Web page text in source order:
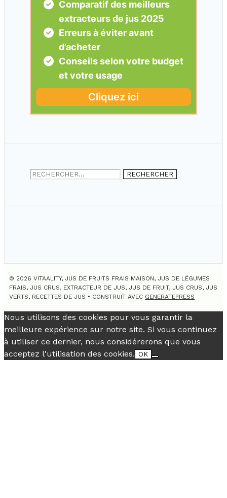
Rechercher :
© 2026 VITAALITY, JUS DE FRUITS FRAIS MAISON, JUS DE LÉGUMES
FRAIS, JUS CRUS, EXTRACTEUR DE JUS, JUS DE FRUIT, JUS CRUS, JUS
VERTS, RECETTES DE JUS • CONSTRUIT AVEC GENERATEPRESS
Nous utilisons des cookies pour vous garantir la
meilleure expérience sur notre site. Si vous continuez
à utiliser ce dernier, nous considérerons que vous
acceptez l'utilisation des cookies. OK